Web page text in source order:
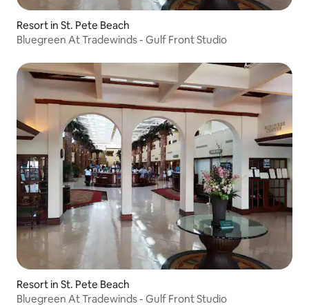
Resort in St. Pete Beach
Bluegreen At Tradewinds - Gulf Front Studio
Resort in St. Pete Beach
Bluegreen At Tradewinds - Gulf Front Studio